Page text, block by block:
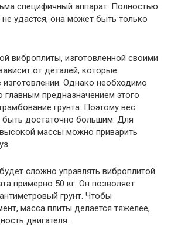
специфичный аппарат. Полностью
удастся, она может быть только
виброплиты, изготовленной своими
от деталей, которые
изготовлении. Однако необходимо
главным предназначением этого
грунта. Поэтому вес
быть достаточно большим. Для
массы можно приварить
сложно управлять виброплитой.
примерно 50 кг. Он позволяет
грунт. Чтобы
масса плиты делается тяжелее,
двигателя.